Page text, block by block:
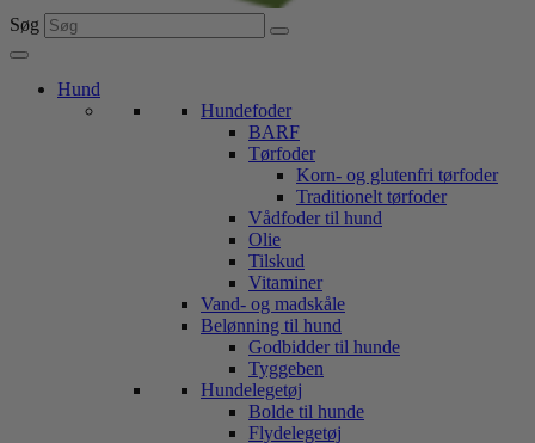
Søg
Hund
Hundefoder
BARF
Tørfoder
Korn- og glutenfri tørfoder
Traditionelt tørfoder
Vådfoder til hund
Olie
Tilskud
Vitaminer
Vand- og madskåle
Belønning til hund
Godbidder til hunde
Tyggeben
Hundelegetøj
Bolde til hunde
Flydelegetøj